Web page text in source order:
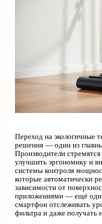
Переход на экологичные
решения — один из
Производители
улучшить эргономику и
системы контроля
которые автоматически
зависимости от
приложениями — ещё
смартфон отслеживать
фильтра и даже получать